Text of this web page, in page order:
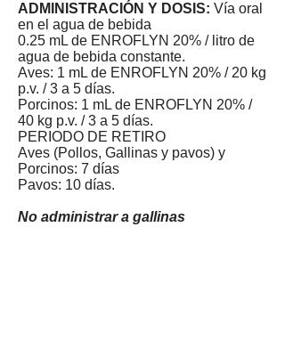
ADMINISTRACIÓN Y DOSIS: Vía oral
en el agua de bebida
0.25 mL de ENROFLYN 20% / litro de
agua de bebida constante.
Aves: 1 mL de ENROFLYN 20% / 20 kg
p.v. / 3 a 5 días.
Porcinos: 1 mL de ENROFLYN 20% /
40 kg p.v. / 3 a 5 días.
PERIODO DE RETIRO
Aves (Pollos, Gallinas y pavos) y
Porcinos: 7 días
Pavos: 10 días.
No administrar a gallinas